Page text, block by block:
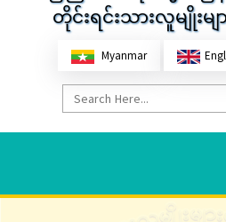
တိုင်းရင်းသားလူမျိုးမျာ
Myanmar